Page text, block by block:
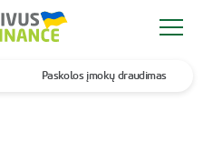
Paskolos įmokų draudimas